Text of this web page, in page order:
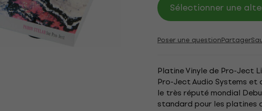
Sélectionner une
Poser une questionPartager
Platine Vinyle de Pro-Ject
Pro-Ject Audio Systems et
le très réputé mondial
standard pour les platines